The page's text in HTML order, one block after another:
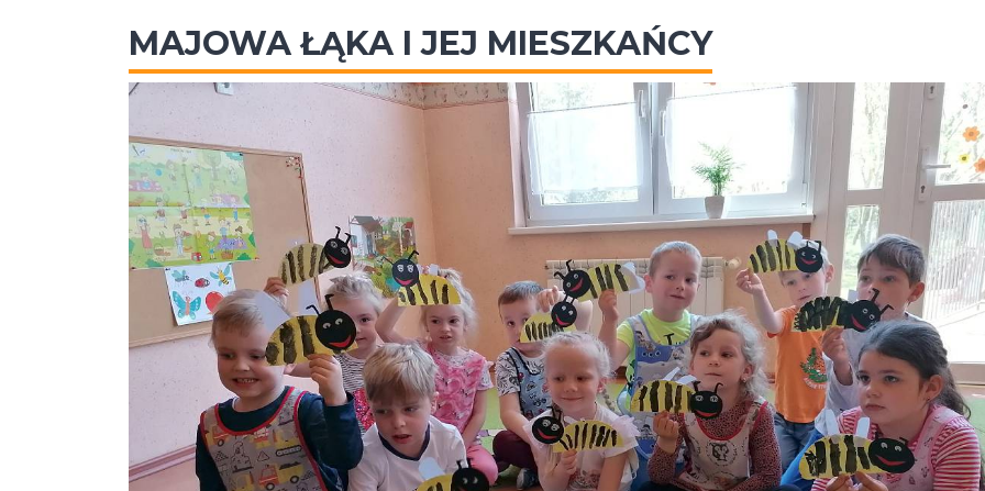
MAJOWA ŁĄKA I JEJ MIESZKAŃCY